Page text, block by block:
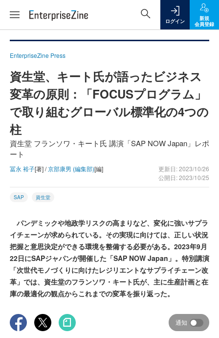
ログイン
新規
会員登録
EnterpriseZine Press
資生堂、キート氏が語ったビジネス
変革の原則：「FOCUSプログラム」
で取り組むグローバル標準化の4つの
柱
資生堂 フランソワ・キート氏 講演「SAP NOW Japan」レポ
ート
冨永 裕子[著] /京部康男 (編集部)[編]
更新日: 2023/10/26
公開日: 2023/10/25
SAP 資生堂
パンデミックや地政学リスクの高まりなど、変化に強いサプラ
イチェーンが求められている。その実現に向けては、正しい状況
把握と意思決定ができる環境を整備する必要がある。2023年9月
22日にSAPジャパンが開催した「SAP NOW Japan」。特別講演
「次世代モノづくりに向けたレジリエントなサプライチェーン改
革」では、資生堂のフランソワ・キート氏が、主に生産計画と在
庫の最適化の観点からこれまでの変革を振り返った。
通知